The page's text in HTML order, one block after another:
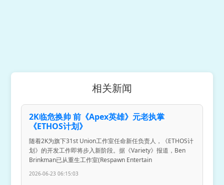
相关新闻
2K临危换帅 前《Apex英雄》元老执掌
《ETHOS计划》
随着2K为旗下31st Union工作室任命新任负责人，《ETHOS计
划》的开发工作即将步入新阶段。据《Variety》报道，Ben
Brinkman已从重生工作室(Respawn Entertain
2026-06-23 06:15:03